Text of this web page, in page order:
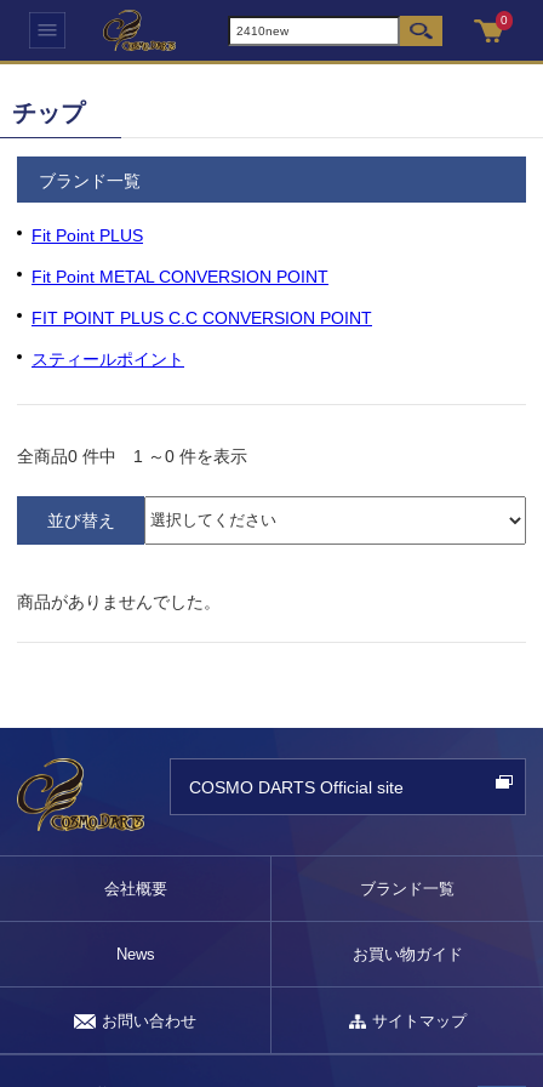
0
チップ
ブランド一覧
Fit Point PLUS
Fit Point METAL CONVERSION POINT
FIT POINT PLUS C.C CONVERSION POINT
スティールポイント
全商品0 件中 1 ～0 件を表示
並び替え
商品がありませんでした。
COSMO DARTS Official site
会社概要 ブランド一覧
News お買い物ガイド
お問い合わせ サイトマップ